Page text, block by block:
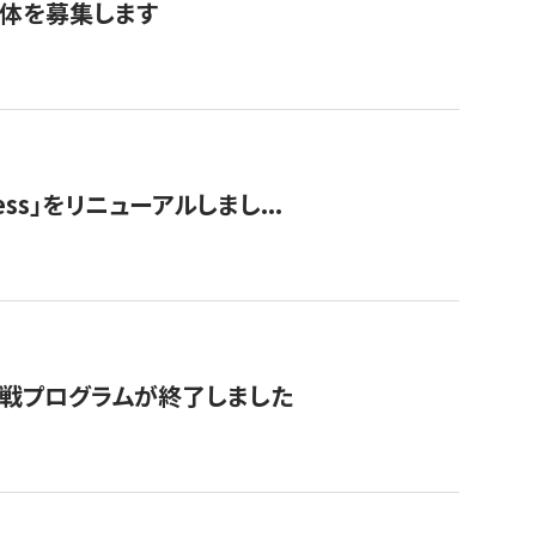
を募集します
」をリニューアルしまし...
プログラムが終了しました